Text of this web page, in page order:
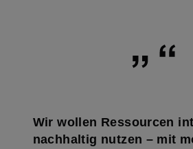
Wir wollen Ressourcen
nachhaltig nutzen – mit